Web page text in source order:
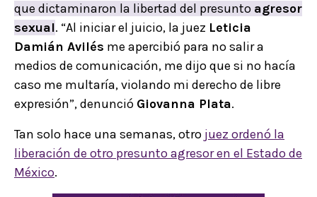
que dictaminaron la libertad del presunto agresor
sexual. “Al iniciar el juicio, la juez Leticia
Damián Avilés me apercibió para no salir a
medios de comunicación, me dijo que si no hacía
caso me multaría, violando mi derecho de libre
expresión”, denunció Giovanna Plata.
Tan solo hace una semanas, otro juez ordenó la
liberación de otro presunto agresor en el Estado de
México.